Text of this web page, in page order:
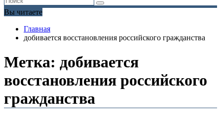
Вы читаете
Главная
добивается восстановления российского гражданства
Метка: добивается
восстановления российского
гражданства